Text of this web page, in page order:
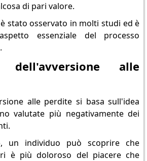
di pari valore.
stato osservato in molti studi ed è
essenziale del processo
dell'avversione alle
alle perdite si basa sull'idea
valutate più negativamente dei
un individuo può scoprire che
è più doloroso del piacere che